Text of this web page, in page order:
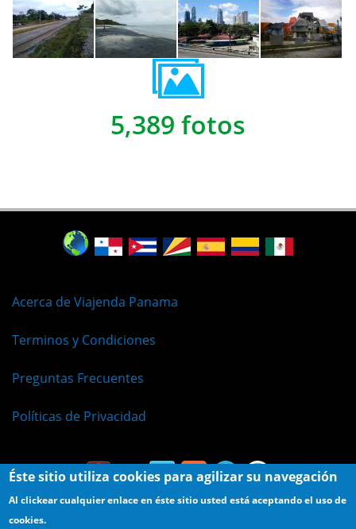
5,389 fotos
Acerca de Viajenda Panama
Terminos y Condiciones
Preguntas Frecuentes
Políticas de Privacidad
Éste sitio utiliza cookies para agilizar su navegación
Al clickear cualquier enlace en éste sitio usted está aceptando el uso de
cookies.